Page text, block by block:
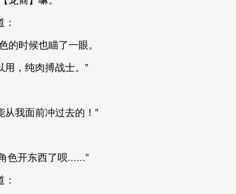
时候也瞄了一眼。
，纯肉搏战士。”
我面前冲过去的！”
开东西了呗......”